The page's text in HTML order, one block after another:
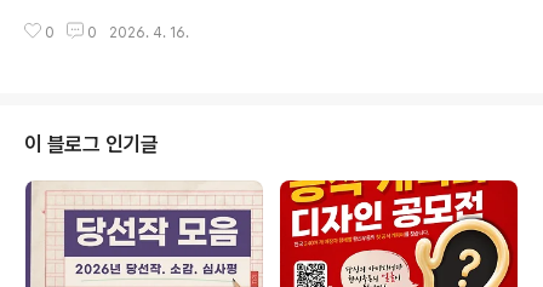
1, 2부(50% 할인가 ..
사랑- 주제 : 당신이 가장 사랑했던 순간들 ◎ 공모 내용-
이야기들을 음악, 영상, 미디어아트, 퍼포먼스 등으로 재해
석하여 5개의 에피소드로 구성된 하나의 스토리형 공연을
완성합니다.- 공연은 다음과 같은 흐름으로 구성됩니다.-
프롤로그 – 5가지 에피소드 – 에필로그- 각 팀은 하나의 사
연(이야기)을 맡아 새로운 음악과 영상으로 표현하며 전체
공연은..
0 0 2026. 4. 16.
이 블로그 인기글